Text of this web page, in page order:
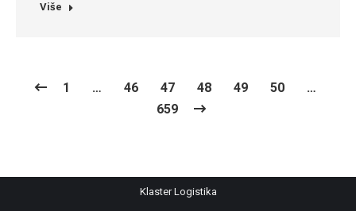
Više
1 … 46 47 48 49 50
…
659
Klaster Logistika